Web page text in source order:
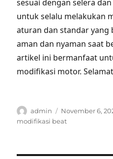
sesuai dengan selera
untuk selalu melakukan
aturan dan standar yang
aman dan nyaman saat
artikel ini bermanfaat
modifikasi motor.
Author
admin
Posted
on
November 6,
modifikasi beat